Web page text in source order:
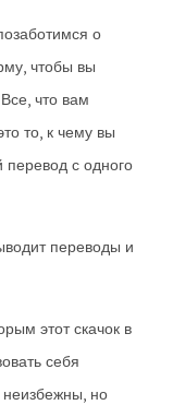
о
чтобы вы
что вам
то, к чему вы
перевод с одного
переводы и
этот скачок в
себя
но